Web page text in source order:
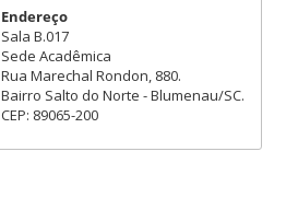
Endereço
Sala B.017
Sede Acadêmica
Rua Marechal Rondon, 880.
Bairro Salto do Norte - Blumenau/SC.
CEP: 89065-200